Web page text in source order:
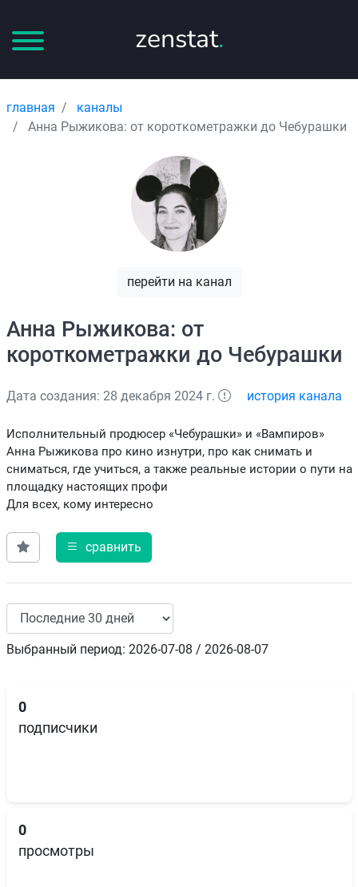
zenstat.
главная
каналы
Анна Рыжикова: от короткометражки до Чебурашки
перейти на канал
Анна Рыжикова: от
короткометражки до Чебурашки
Дата создания: 28 декабря 2024 г. история канала
Исполнительный продюсер «Чебурашки» и «Вампиров»
Анна Рыжикова про кино изнутри, про как снимать и
сниматься, где учиться, а также реальные истории о пути на
площадку настоящих профи
Для всех, кому интересно
сравнить
Выбранный период: 2026-07-08 / 2026-08-07
0
подписчики
0
просмотры